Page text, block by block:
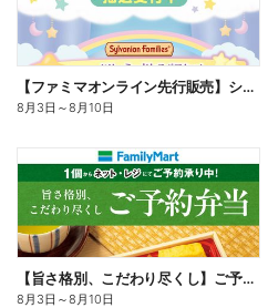
【ファミマオンライン先行販売】シルバニアファミリー
8月3日 ～8月10日
【旨さ格別、こだわり尽くし】ご予約弁当
8月3日 ～8月10日